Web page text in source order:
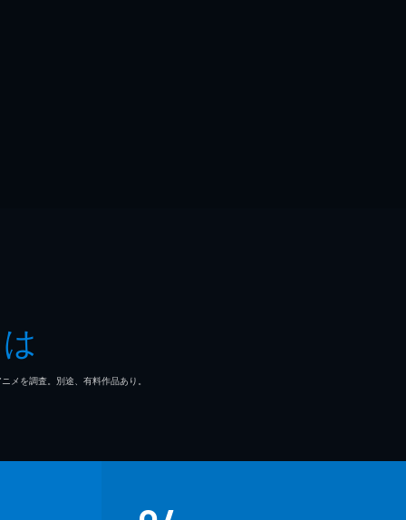
を調査。別途、有料作品あり。